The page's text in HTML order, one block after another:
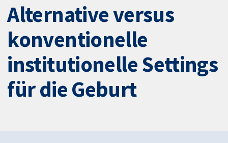
Alternative versus
konventionelle
institutionelle Settings
für die Geburt